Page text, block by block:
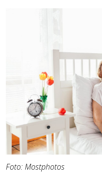
Foto: Mostphotos